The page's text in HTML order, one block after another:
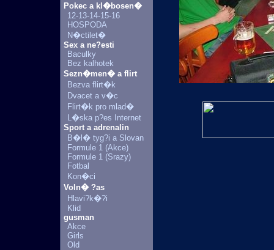
Pokec a kl�bosen�
12-13-14-15-16
HOSPODA
N�ctilet�
Sex a ne?esti
Baculky
Bez kalhotek
Sezn�men� a flirt
Bezva flirt�k
Dvacet a v�c
Flirt�k pro mlad�
L�ska p?es Internet
Sport a adrenalin
B�l� tyg?i a Slovan
Formule 1 (Akce)
Formule 1 (Srazy)
Fotbal
Kon�ci
Voln� ?as
Hlavi?k�?i
Klid
gusman
Akce
Girls
Old